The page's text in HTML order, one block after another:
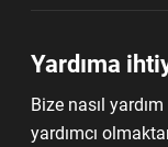
Yardıma
Bize nasıl
yardımcı